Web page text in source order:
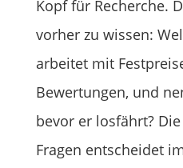
Kopf für Recherche.
vorher zu wissen:
arbeitet mit
Bewertungen, und
bevor er losfährt?
Fragen entscheidet